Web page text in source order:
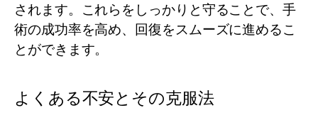
されます。これらをしっかりと守ることで、手
術の成功率を高め、回復をスムーズに進めるこ
とができます。
よくある不安とその克服法